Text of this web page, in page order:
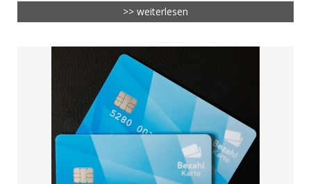
>> weiterlesen